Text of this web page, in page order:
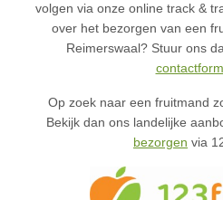
volgen via onze online track &
over het bezorgen van een
Reimerswaal? Stuur ons
Op zoek naar een fruitmand
Bekijk dan ons landelijke
bezorgen via